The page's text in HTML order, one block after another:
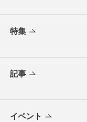
特集
記事
イベント